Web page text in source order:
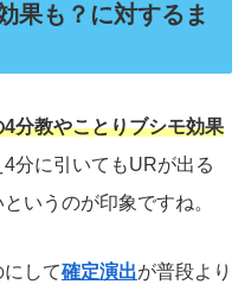
果も？に対するま
分教やことりブシモ効果
分に引いてもURが出る
いうのが印象ですね。
して確定演出が普段より